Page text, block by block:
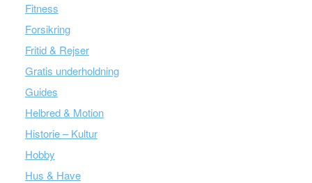
Fitness
Forsikring
Fritid & Rejser
Gratis underholdning
Guides
Helbred & Motion
Historie – Kultur
Hobby
Hus & Have